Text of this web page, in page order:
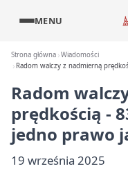
MENU
Strona główna Wiadomości
Radom walczy z nadmierną
Radom
prędkością -
jedno prawo
19 września 2025